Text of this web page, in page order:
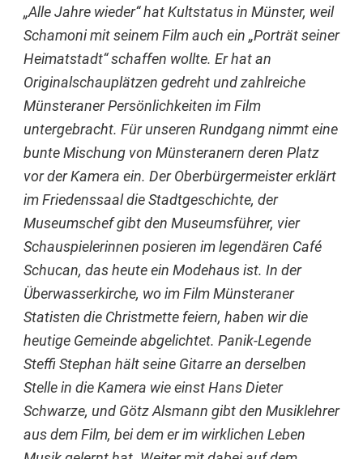
„Alle Jahre wieder“ hat Kultstatus in Münster, weil
Schamoni mit seinem Film auch ein „Porträt seiner
Heimatstadt“ schaffen wollte. Er hat an
Originalschauplätzen gedreht und zahlreiche
Münsteraner Persönlichkeiten im Film
untergebracht. Für unseren Rundgang nimmt eine
bunte Mischung von Münsteranern deren Platz
vor der Kamera ein. Der Oberbürgermeister erklärt
im Friedenssaal die Stadtgeschichte, der
Museumschef gibt den Museumsführer, vier
Schauspielerinnen posieren im legendären Café
Schucan, das heute ein Modehaus ist. In der
Überwasserkirche, wo im Film Münsteraner
Statisten die Christmette feiern, haben wir die
heutige Gemeinde abgelichtet. Panik-Legende
Steffi Stephan hält seine Gitarre an derselben
Stelle in die Kamera wie einst Hans Dieter
Schwarze, und Götz Alsmann gibt den Musiklehrer
aus dem Film, bei dem er im wirklichen Leben